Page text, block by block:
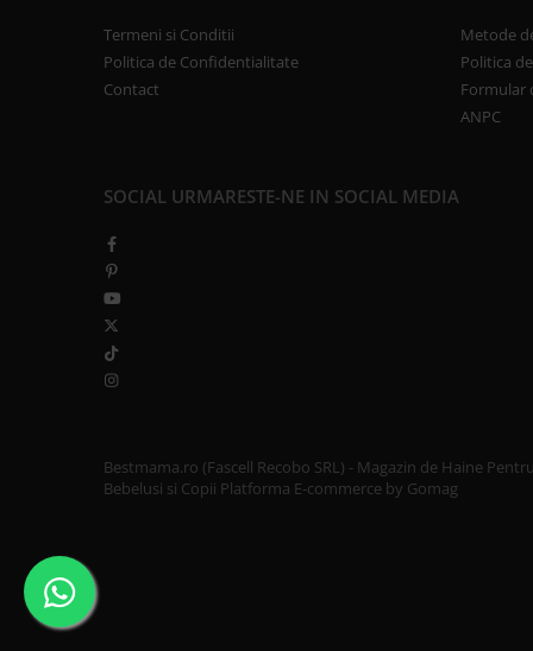
Termeni si Conditii
Politica de Confidentialitate
Contact
Metode
Politica
Formular
ANPC
SOCIAL URMARESTE-NE IN SOCIAL MEDIA
Bestmama.ro (Fascell Recobo SRL) - Magazin de Haine
Bebelusi si Copii Platforma E-commerce by Gomag